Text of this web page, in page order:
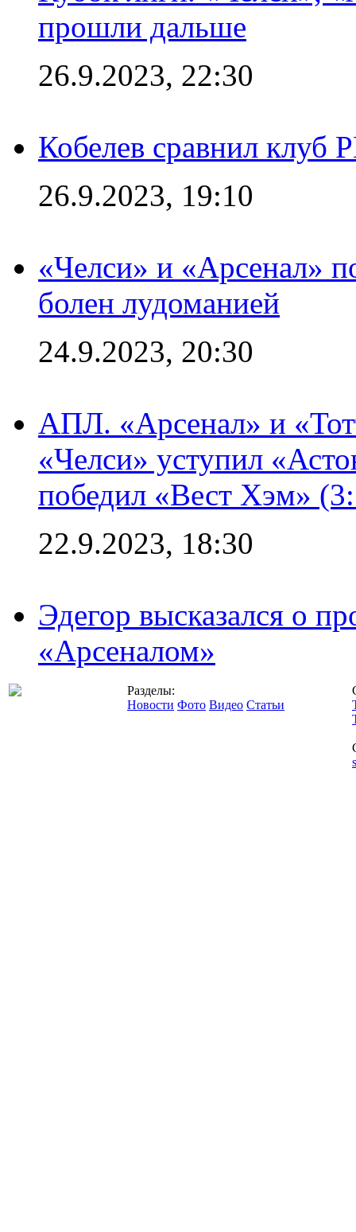
прошли дальше
26.9.2023, 22:30
Кобелев сравнил клуб
26.9.2023, 19:10
«Челси» и «Арсенал»
болен лудоманией
24.9.2023, 20:30
АПЛ. «Арсенал» и
«Челси» уступил
победил «Вест Хэм»
22.9.2023, 18:30
Эдегор высказался о
«Арсеналом»
Разделы:
Новости Фото Видео Статьи